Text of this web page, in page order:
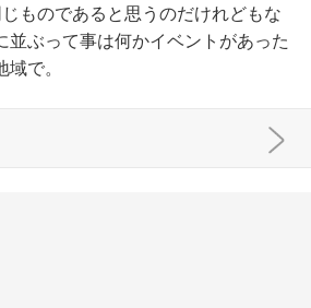
ものであると思うのだけれどもな
並ぶって事は何かイベントがあった
で。